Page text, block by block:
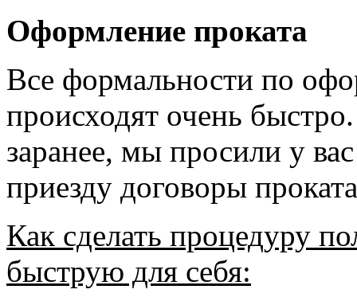
Оформление проката
Все формальности по
происходят очень
заранее, мы просили у
приезду договоры
Как сделать процедуру
быструю для себя: